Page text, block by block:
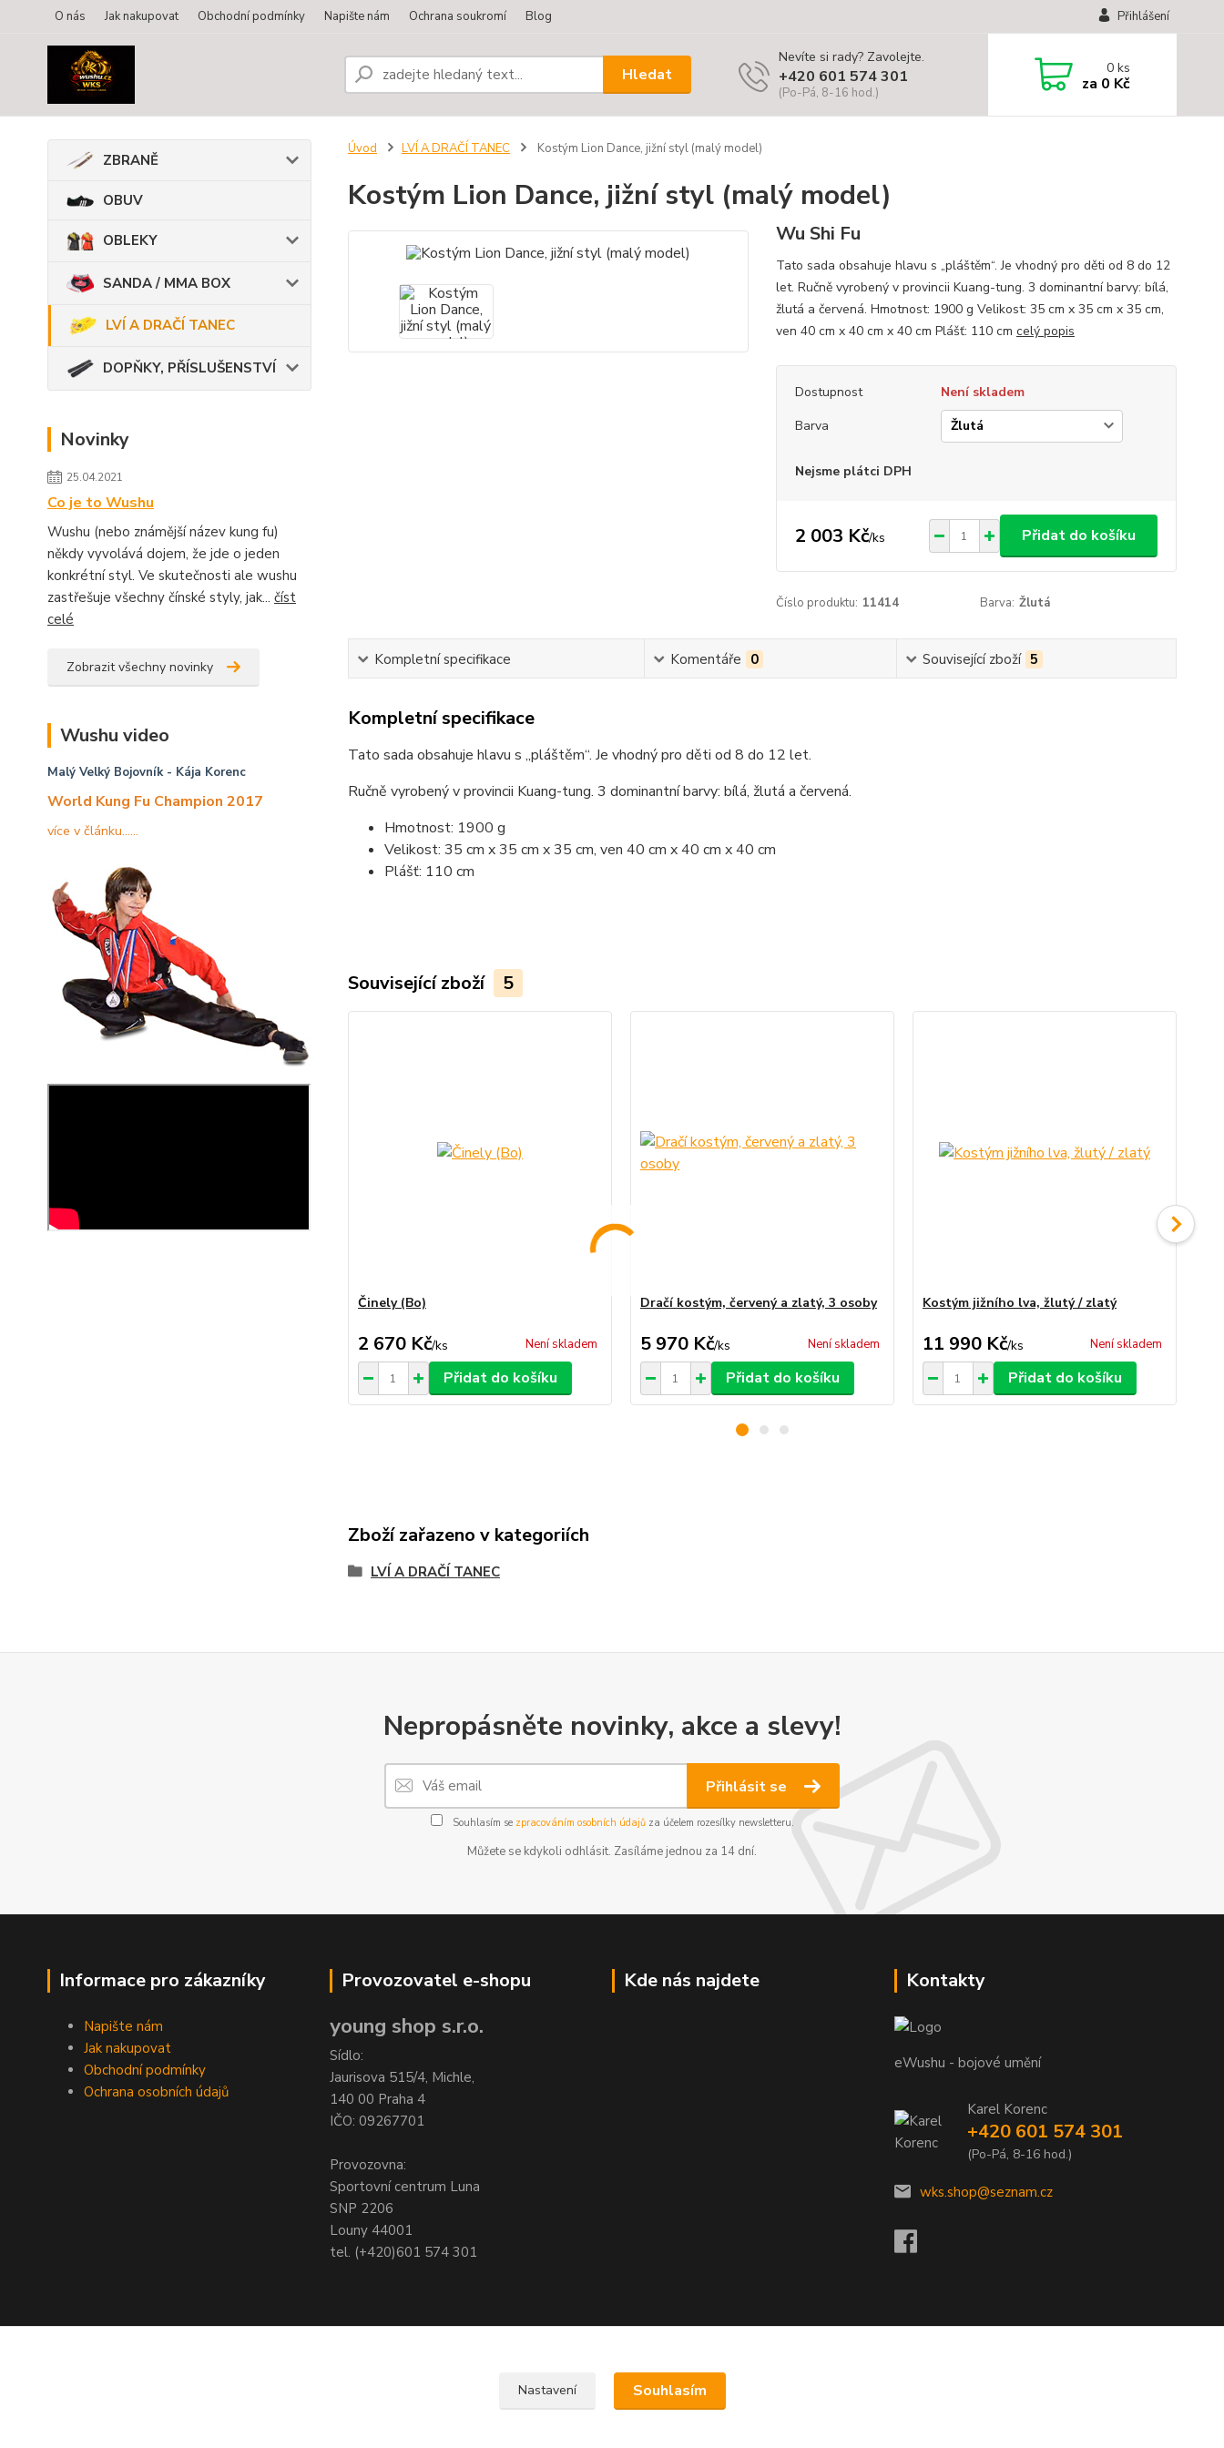
O nás Jak nakupovat Obchodní podmínky Napište nám Ochrana soukromí Blog Přihlášení
Hledat
Nevíte si rady? Zavolejte.
+420 601 574 301
(Po-Pá, 8-16 hod.)
0ks
za 0 Kč
ZBRANĚ
OBUV
OBLEKY
SANDA / MMA BOX
LVÍ A DRAČÍ TANEC
DOPŇKY, PŘÍSLUŠENSTVÍ
Novinky
25.04.2021
Co je to Wushu
Wushu (nebo známější název kung fu)
někdy vyvolává dojem, že jde o jeden
konkrétní styl. Ve skutečnosti ale wushu
zastřešuje všechny čínské styly, jak... číst
celé
Zobrazit všechny novinky
Wushu video
Malý Velký Bojovník- Kája Korenc
World Kung Fu Champion 2017
více v článku......
Úvod LVÍ A DRAČÍ TANEC Kostým Lion Dance, jižní styl (malý model)
Kostým Lion Dance, jižní styl (malý model)
Wu Shi Fu
Tato sada obsahuje hlavu s „pláštěm“. Je vhodný pro děti od 8 do 12
let. Ručně vyrobený v provincii Kuang-tung. 3 dominantní barvy: bílá,
žlutá a červená. Hmotnost: 1900 g Velikost: 35 cm x 35 cm x 35 cm,
ven 40 cm x 40 cm x 40 cm Plášť: 110 cm celý popis
Dostupnost
Není skladem
Barva
Nejsme plátci DPH
2 003 Kč/ks Přidat do košíku
Číslo produktu: 11414 Barva: Žlutá
Kompletní specifikace Komentáře 0 Související zboží 5
Kompletní specifikace
Tato sada obsahuje hlavu s „pláštěm“. Je vhodný pro děti od 8 do 12 let.
Ručně vyrobený v provincii Kuang-tung. 3 dominantní barvy: bílá, žlutá a červená.
Hmotnost: 1900 g
Velikost: 35 cm x 35 cm x 35 cm, ven 40 cm x 40 cm x 40 cm
Plášť: 110 cm
Související zboží 5
Činely (Bo)
2 670 Kč/ks Není skladem
Přidat do košíku
Dračí kostým, červený a zlatý, 3 osoby
5 970 Kč/ks Není skladem
Přidat do košíku
Kostým jižního lva, žlutý / zlatý
11 990 Kč/ks Není skladem
Přidat do košíku
Zboží zařazeno v kategoriích
LVÍ A DRAČÍ TANEC
Nepropásněte novinky, akce a slevy!
Přihlásit se
Souhlasím se zpracováním osobních údajůza účelem rozesílky newsletteru.
Můžete se kdykoli odhlásit. Zasíláme jednou za 14 dní.
Informace pro zákazníky
Napište nám
Jak nakupovat
Obchodní podmínky
Ochrana osobních údajů
Provozovatel e-shopu
young shop s.r.o.
Sídlo:
Jaurisova 515/4, Michle,
140 00 Praha 4
IČO: 09267701
Provozovna:
Sportovní centrum Luna
SNP 2206
Louny 44001
tel. (+420)601 574 301
Kde nás najdete Kontakty
eWushu - bojové umění
Karel Korenc
+420 601 574 301
(Po-Pá, 8-16 hod.)
wks.shop@seznam.cz
Nastavení Souhlasím